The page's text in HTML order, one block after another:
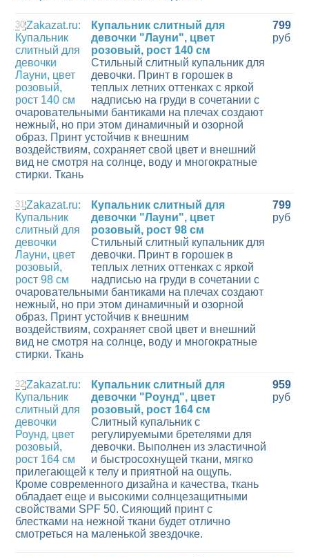
30
Купальник слитный для
девочки "Лауни", цвет
розовый, рост 140 см
Стильный слитный купальник для
девочки. Принт в горошек в
теплых летних оттенках с яркой
надписью на груди в сочетании с
очаровательными бантиками на плечах создают
нежный, но при этом динамичный и озорной
образ. Принт устойчив к внешним
воздействиям, сохраняет свой цвет и внешний
вид не смотря на солнце, воду и многократные
стирки. Ткань
799
руб
31
Купальник слитный для
девочки "Лауни", цвет
розовый, рост 98 см
Стильный слитный купальник для
девочки. Принт в горошек в
теплых летних оттенках с яркой
надписью на груди в сочетании с
очаровательными бантиками на плечах создают
нежный, но при этом динамичный и озорной
образ. Принт устойчив к внешним
воздействиям, сохраняет свой цвет и внешний
вид не смотря на солнце, воду и многократные
стирки. Ткань
799
руб
32
Купальник слитный для
девочки "Роунд", цвет
розовый, рост 164 см
Слитный купальник с
регулируемыми бретелями для
девочки. Выполнен из эластичной
и быстросохнущей ткани, мягко
прилегающей к телу и приятной на ощупь.
Кроме современного дизайна и качества, ткань
обладает еще и высокими солнцезащитными
свойствами SPF 50. Сияющий принт с
блестками на нежной ткани будет отлично
смотреться на маленькой звездочке.
959
руб